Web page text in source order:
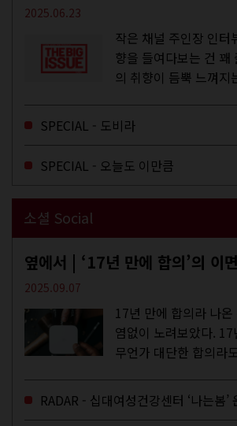
2025.06.23
작은 채널 주인장 인터뷰 2 누군
향을 들여다보는 건 꽤
의 취향이 듬뿍 느껴지
에 스며드는 경험을 하
듣지 않던 장르의 노래
SPECIAL - 도비라
SPECIAL - 오늘도 이만큼
소셜 Social
옆에서 | ‘17년 만에 합의’의 이면
2025.09.07
17년 만에 합의라 나
염없이 노려보았다. 17
무언가 대단한 합의라
을 결정하는 심의기구
에 대한 소식을 전하는